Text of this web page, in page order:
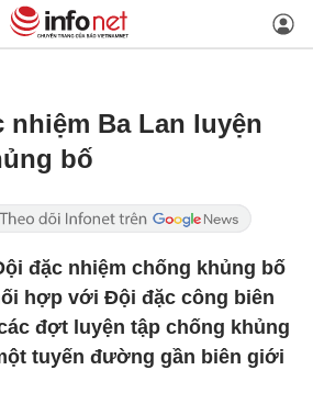
nhiệm Ba Lan luyện
bố
đặc nhiệm chống khủng bố
hợp với Đội đặc công biên
đợt luyện tập chống khủng
tuyến đường gần biên giới